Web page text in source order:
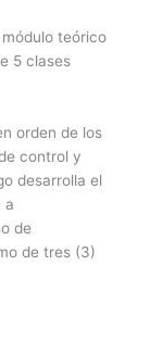
módulo teórico
5 clases
orden de los
control y
desarrolla el
a
de
de tres (3)